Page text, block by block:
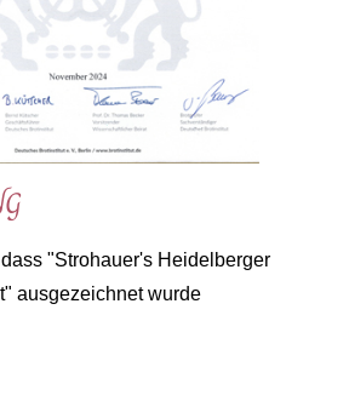
"Strohauer's Heidelberger
ausgezeichnet wurde